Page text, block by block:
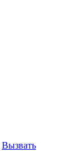
Вызвать